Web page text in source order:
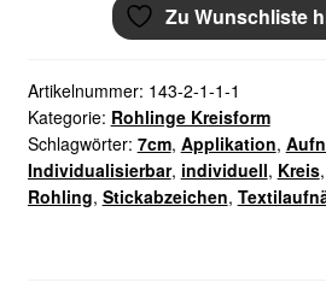
7cm
Menge
Zu Wunschliste
Artikelnummer: 143-2-1-1-1
Kategorie: Rohlinge Kreisform
Schlagwörter: 7cm, Applikation,
Individualisierbar, individuell, Kreis,
Rohling, Stickabzeichen,